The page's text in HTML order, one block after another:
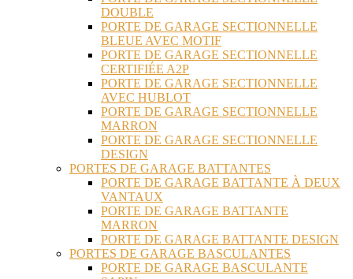
DOUBLE
PORTE DE GARAGE SECTIONNELLE
BLEUE AVEC MOTIF
PORTE DE GARAGE SECTIONNELLE
CERTIFIÉE A2P
PORTE DE GARAGE SECTIONNELLE
AVEC HUBLOT
PORTE DE GARAGE SECTIONNELLE
MARRON
PORTE DE GARAGE SECTIONNELLE
DESIGN
PORTES DE GARAGE BATTANTES
PORTE DE GARAGE BATTANTE À DEUX
VANTAUX
PORTE DE GARAGE BATTANTE
MARRON
PORTE DE GARAGE BATTANTE DESIGN
PORTES DE GARAGE BASCULANTES
PORTE DE GARAGE BASCULANTE